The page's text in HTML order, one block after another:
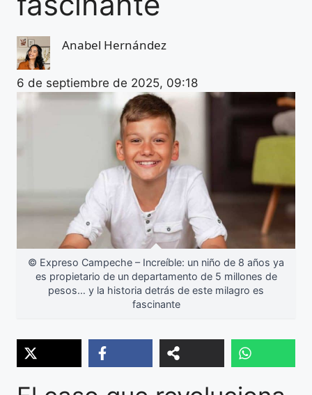
Anabel Hernández
6 de septiembre de 2025, 09:18
© Expreso Campeche – Increíble: un niño de 8 años ya
es propietario de un departamento de 5 millones de
pesos… y la historia detrás de este milagro es
fascinante